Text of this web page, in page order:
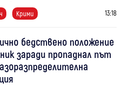
Крими 13:18
бедствено положение
заради пропаднал път